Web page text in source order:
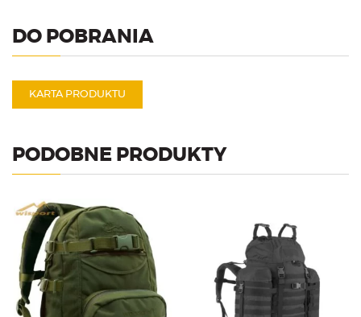
DO POBRANIA
KARTA PRODUKTU
PODOBNE PRODUKTY
Plecak myśliwski o
pojemności 28l. System
nośny ACS.
Plecak militarno surwiwalowy
o pojemności 85l. System
nośny FAS+ Military.